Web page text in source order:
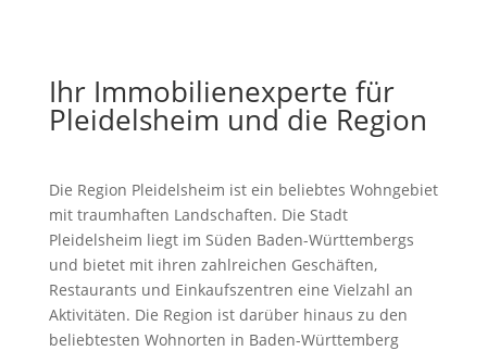
Ihr Immobilienexperte für
Pleidelsheim und die Region
Die Region Pleidelsheim ist ein beliebtes Wohngebiet
mit traumhaften Landschaften. Die Stadt
Pleidelsheim liegt im Süden Baden-Württembergs
und bietet mit ihren zahlreichen Geschäften,
Restaurants und Einkaufszentren eine Vielzahl an
Aktivitäten. Die Region ist darüber hinaus zu den
beliebtesten Wohnorten in Baden-Württemberg